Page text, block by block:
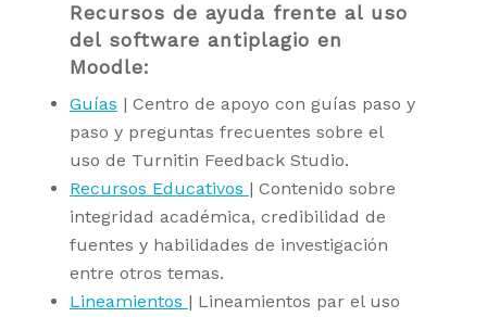
Recursos de ayuda frente al uso
del software antiplagio en
Moodle:
Guías | Centro de apoyo con guías paso y
paso y preguntas frecuentes sobre el
uso de Turnitin Feedback Studio.
Recursos Educativos | Contenido sobre
integridad académica, credibilidad de
fuentes y habilidades de investigación
entre otros temas.
Lineamientos | Lineamientos par el uso